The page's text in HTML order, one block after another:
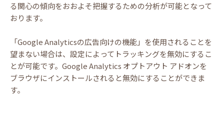
る関心の傾向をおおよそ把握するための分析が可能となって
おります。
「Google Analyticsの広告向けの機能」を使用されることを
望まない場合は、設定によってトラッキングを無効にするこ
とが可能です。Google Analytics オプトアウト アドオンを
ブラウザにインストールされると無効にすることができま
す。